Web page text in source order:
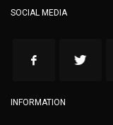
SOCIAL MEDIA
INFORMATION